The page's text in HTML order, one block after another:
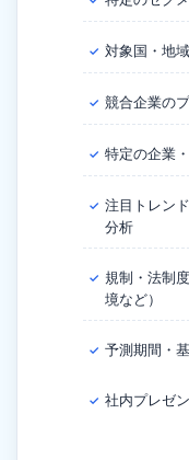
✓ 対象国・地
✓ 競合企業の
✓ 特定の企業
✓ 注目トレン
分析
✓ 規制・法制
境など）
✓ 予測期間・
✓ 社内プレゼ